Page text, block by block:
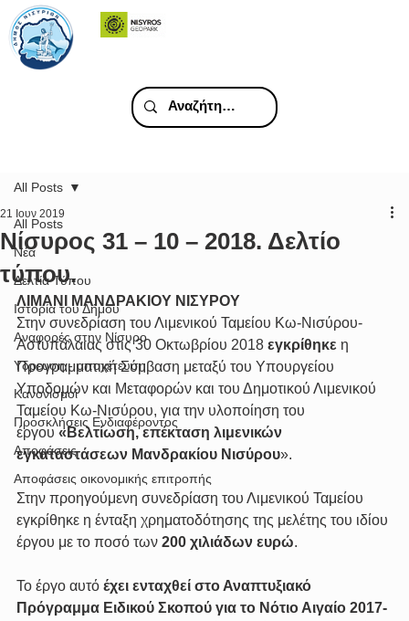
All Posts
Νέα
Δελτία Τύπου
Ιστορία του Δήμου
Αναφορές στην Νίσυρο
Υδρευση - αποχέτευση
Κανονισμοί
Προσκλήσεις Ενδιαφέροντος
Αποφάσεις
Αποφάσεις οικονομικής επιτροπής
All Posts
Νίσυρος 31 – 10 – 2018. Δελτίο
τύπου.
21 Ιουν 2019
ΛΙΜΑΝΙ ΜΑΝΔΡΑΚΙΟΥ ΝΙΣΥΡΟΥ
Στην συνεδρίαση του Λιμενικού Ταμείου Κω-Νισύρου-
Αστυπάλαιας στις 30 Οκτωβρίου 2018 εγκρίθηκε η
Προγραμματική Σύμβαση μεταξύ του Υπουργείου
Υποδομών και Μεταφορών και του Δημοτικού Λιμενικού
Ταμείου Κω-Νισύρου, για την υλοποίηση του
έργου «Βελτίωση, επέκταση λιμενικών
εγκαταστάσεων Μανδρακίου Νισύρου».
Στην προηγούμενη συνεδρίαση του Λιμενικού Ταμείου
εγκρίθηκε η ένταξη χρηματοδότησης της μελέτης του ιδίου
έργου με το ποσό των 200 χιλιάδων ευρώ.
Το έργο αυτό έχει ενταχθεί στο Αναπτυξιακό
Πρόγραμμα Ειδικού Σκοπού για το Νότιο Αιγαίο 2017-